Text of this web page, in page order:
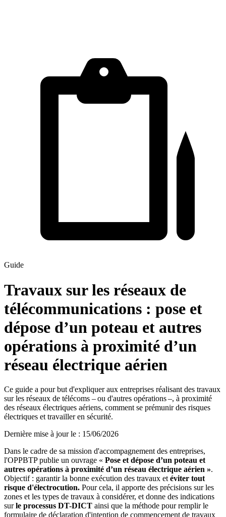
Guide
Travaux sur les réseaux de
télécommunications : pose et
dépose d’un poteau et autres
opérations à proximité d’un
réseau électrique aérien
Ce guide a pour but d'expliquer aux entreprises réalisant des travaux
sur les réseaux de télécoms – ou d'autres opérations –, à proximité
des réseaux électriques aériens, comment se prémunir des risques
électriques et travailler en sécurité.
Dernière mise à jour le : 15/06/2026
Dans le cadre de sa mission d'accompagnement des entreprises,
l'OPPBTP publie un ouvrage « Pose et dépose d’un poteau et
autres opérations à proximité d’un réseau électrique aérien ».
Objectif : garantir la bonne exécution des travaux et éviter tout
risque d'électrocution. Pour cela, il apporte des précisions sur les
zones et les types de travaux à considérer, et donne des indications
surle processus DT-DICT ainsi que la méthode pour remplir le
formulaire de déclaration d'intention de commencement de travaux